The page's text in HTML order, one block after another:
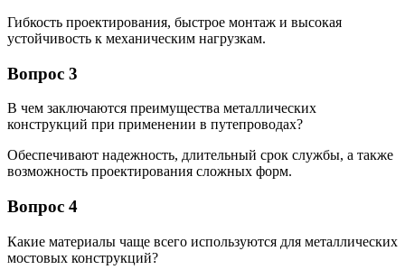
Гибкость проектирования, быстрое монтаж и высокая
устойчивость к механическим нагрузкам.
Вопрос 3
В чем заключаются преимущества металлических
конструкций при применении в путепроводах?
Обеспечивают надежность, длительный срок службы, а также
возможность проектирования сложных форм.
Вопрос 4
Какие материалы чаще всего используются для металлических
мостовых конструкций?